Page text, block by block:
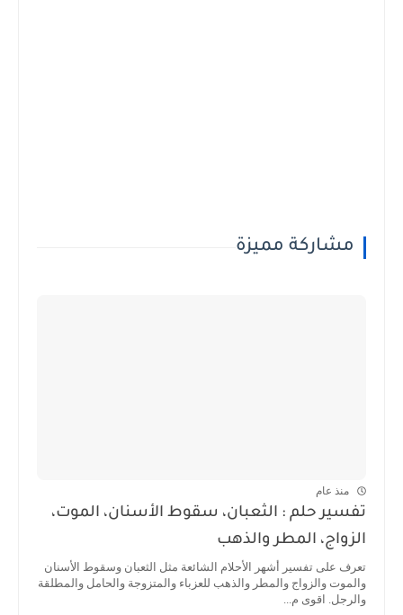
مشاركة مميزة
منذ عام
تفسير حلم : الثعبان، سقوط الأسنان، الموت،
الزواج، المطر والذهب
تعرف على تفسير أشهر الأحلام الشائعة مثل الثعبان وسقوط الأسنان
والموت والزواج والمطر والذهب للعزباء والمتزوجة والحامل والمطلقة
والرجل. اقوى م...